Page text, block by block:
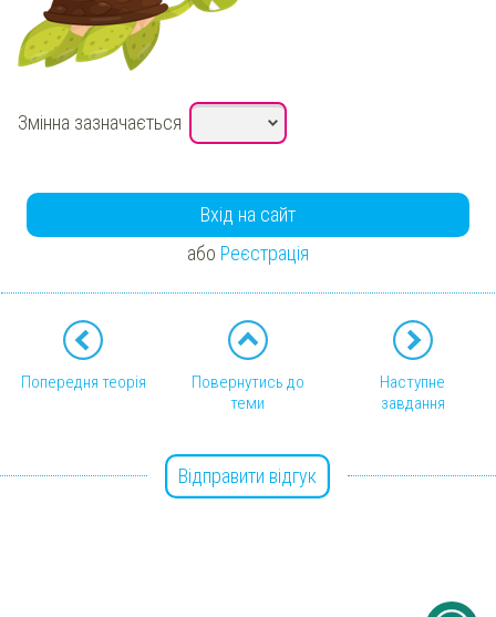
Змінна зазначається
Вхід на сайт
або Реєстрація
Попередня теорія
Повернутись до
теми
Наступне
завдання
Відправити відгук